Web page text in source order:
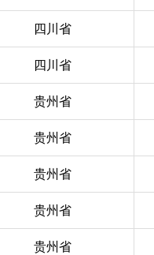
四川省
四川省
贵州省
贵州省
贵州省
贵州省
贵州省